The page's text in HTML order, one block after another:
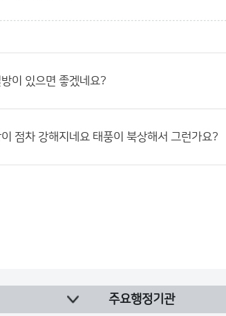
이 있으면 좋겠네요?
점차 강해지네요 태풍이 북상해서 그런가요?
주요행정기관